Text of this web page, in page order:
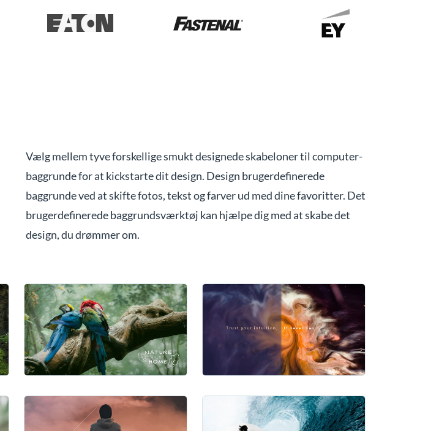
Vælg mellem tyve forskellige smukt designede skabeloner til computer-
baggrunde for at kickstarte dit design. Design brugerdefinerede
baggrunde ved at skifte fotos, tekst og farver ud med dine favoritter. Det
brugerdefinerede baggrundsværktøj kan hjælpe dig med at skabe det
design, du drømmer om.